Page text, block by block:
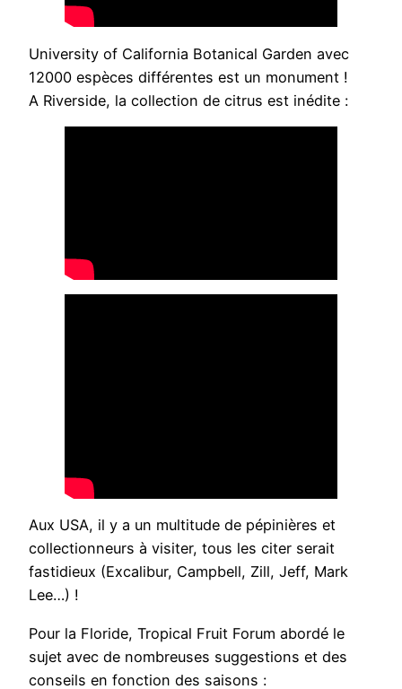
University of California Botanical Garden avec
12000 espèces différentes est un monument !
A Riverside, la collection de citrus est inédite :
Aux USA, il y a un multitude de pépinières et
collectionneurs à visiter, tous les citer serait
fastidieux (Excalibur, Campbell, Zill, Jeff, Mark
Lee…) !
Pour la Floride, Tropical Fruit Forum abordé le
sujet avec de nombreuses suggestions et des
conseils en fonction des saisons :